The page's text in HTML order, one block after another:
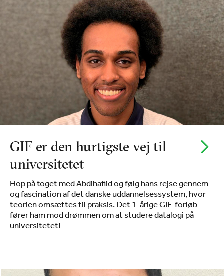
GIF er den hurtigste vej til
universitetet
Hop på toget med Abdihafiid og følg hans rejse gennem
og fascination af det danske uddannelsessystem, hvor
teorien omsættes til praksis. Det 1-årige GIF-forløb
fører ham mod drømmen om at studere datalogi på
universitetet!